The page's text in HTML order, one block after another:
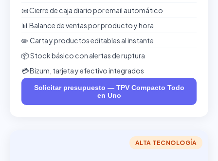
📧 Cierre de caja diario por email automático
📊 Balance de ventas por producto y hora
✏️ Carta y productos editables al instante
📦 Stock básico con alertas de ruptura
💳 Bizum, tarjeta y efectivo integrados
Solicitar presupuesto — TPV Compacto Todo
en Uno
ALTA TECNOLOGÍA